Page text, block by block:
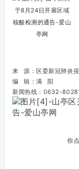
来 源：区委新冠肺炎
编 辑：满 阳
新闻热线：0632-
你